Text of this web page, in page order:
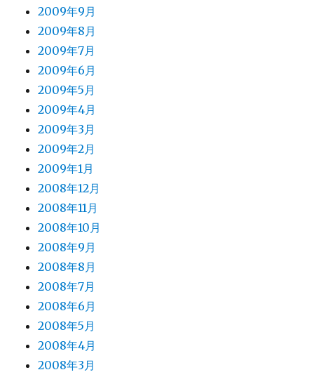
2009年9月
2009年8月
2009年7月
2009年6月
2009年5月
2009年4月
2009年3月
2009年2月
2009年1月
2008年12月
2008年11月
2008年10月
2008年9月
2008年8月
2008年7月
2008年6月
2008年5月
2008年4月
2008年3月